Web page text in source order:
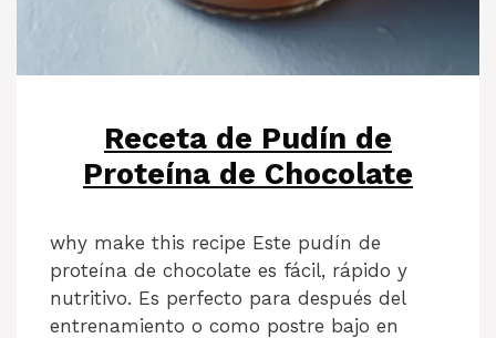
Receta de Pudín de
Proteína de Chocolate
why make this recipe Este pudín de
proteína de chocolate es fácil, rápido y
nutritivo. Es perfecto para después del
entrenamiento o como postre bajo en